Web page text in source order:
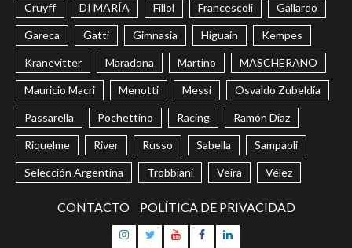
Cruyff DI MARÍA Fillol Francescoli Gallardo
Gareca Gatti Gimnasia Higuaín Kempes
Kranevitter Maradona Martino MASCHERANO
Mauricio Macri Menotti Messi Osvaldo Zubeldía
Passarella Pochettino Racing Ramón Díaz
Riquelme River Russo Sabella Sampaoli
Selección Argentina Trobbiani Veira Vélez
CONTACTO POLÍTICA DE PRIVACIDAD
Instagram
TwitterYoutubeFacebookLinkedIn